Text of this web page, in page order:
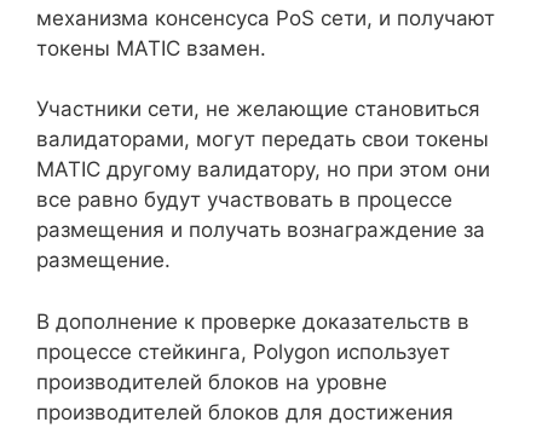
механизма консенсуса PoS сети, и получают
токены MATIC взамен.
Участники сети, не желающие становиться
валидаторами, могут передать свои токены
MATIC другому валидатору, но при этом они
все равно будут участвовать в процессе
размещения и получать вознаграждение за
размещение.
В дополнение к проверке доказательств в
процессе стейкинга, Polygon использует
производителей блоков на уровне
производителей блоков для достижения